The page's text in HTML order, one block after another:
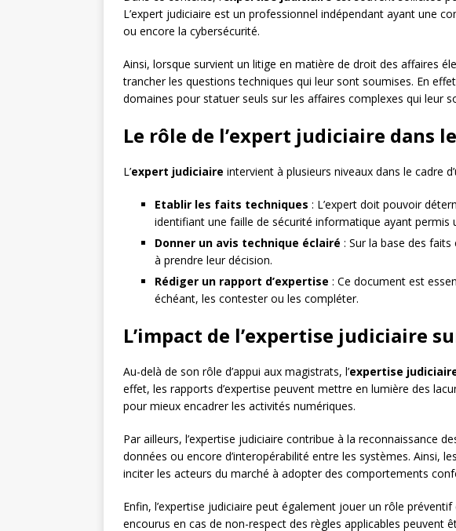
L’expert judiciaire est un professionnel indépendant ayant une
ou encore la cybersécurité.
Ainsi, lorsque survient un litige en matière de droit des affaires
trancher les questions techniques qui leur sont soumises. En
domaines pour statuer seuls sur les affaires complexes qui leur
Le rôle de l’expert judiciaire dans
L’expert judiciaire intervient à plusieurs niveaux dans le cadre
Etablir les faits techniques : L’expert doit pouvoir
identifiant une faille de sécurité informatique ayant permis
Donner un avis technique éclairé : Sur la base des
à prendre leur décision.
Rédiger un rapport d’expertise : Ce document est
échéant, les contester ou les compléter.
L’impact de l’expertise judiciaire
Au-delà de son rôle d’appui aux magistrats, l’expertise
effet, les rapports d’expertise peuvent mettre en lumière des
pour mieux encadrer les activités numériques.
Par ailleurs, l’expertise judiciaire contribue à la reconnaissance
données ou encore d’interopérabilité entre les systèmes. Ainsi,
inciter les acteurs du marché à adopter des comportements
Enfin, l’expertise judiciaire peut également jouer un rôle
encourus en cas de non-respect des règles applicables peuvent